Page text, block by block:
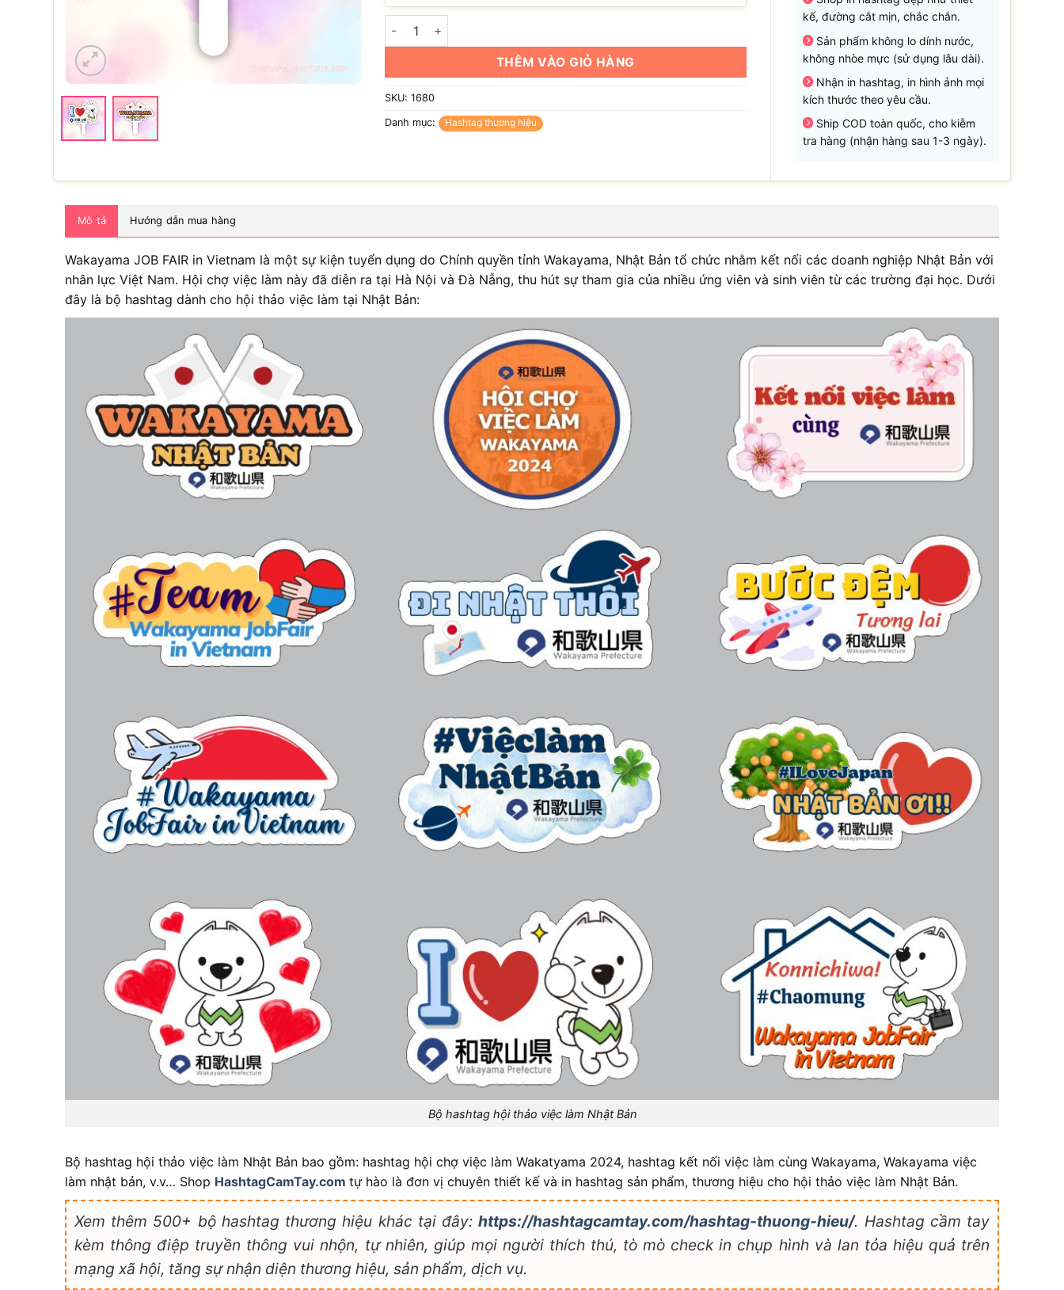
Hashtag hội thảo việc làm Nhật Bản số lượng
THÊM VÀO GIỎ HÀNG
SKU: 1680
Danh mục: Hashtag thương hiệu
kế, đường cắt mịn, chắc chắn.
Sản phẩm không lo dính nước,
không nhòe mực (sử dụng lâu dài).
Nhận in hashtag, in hình ảnh mọi
kích thước theo yêu cầu.
Ship COD toàn quốc, cho kiễm
tra hàng (nhận hàng sau 1-3 ngày).
Mô tả Hướng dẫn mua hàng
Wakayama JOB FAIR in Vietnam là một sự kiện tuyển dụng do Chính quyền tỉnh Wakayama, Nhật Bản tổ chức nhằm kết nối các doanh nghiệp Nhật Bản với
nhân lực Việt Nam. Hội chợ việc làm này đã diễn ra tại Hà Nội và Đà Nẵng, thu hút sự tham gia của nhiều ứng viên và sinh viên từ các trường đại học. Dưới
đây là bộ hashtag dành cho hội thảo việc làm tại Nhật Bản:
Bộ hashtag hội thảo việc làm Nhật Bản
Bộ hashtag hội thảo việc làm Nhật Bản bao gồm: hashtag hội chợ việc làm Wakatyama 2024, hashtag kết nối việc làm cùng Wakayama, Wakayama việc
làm nhật bản, v.v… Shop HashtagCamTay.com tự hào là đơn vị chuyên thiết kế và in hashtag sản phẩm, thương hiệu cho hội thảo việc làm Nhật Bản.
Xem thêm 500+ bộ hashtag thương hiệu khác tại đây:https://hashtagcamtay.com/hashtag-thuong-hieu/. Hashtag cầm tay
kèm thông điệp truyền thông vui nhộn, tự nhiên, giúp mọi người thích thú, tò mò check in chụp hình và lan tỏa hiệu quả trên
mạng xã hội, tăng sự nhận diện thương hiệu, sản phẩm, dịch vụ.